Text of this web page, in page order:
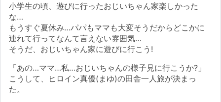
小学生の頃、遊びに行ったおじいちゃん家楽しかった
な…
もうすぐ夏休み…パパもママも大変そうだからどこかに
連れて行ってなんて言えない雰囲気…
そうだ、おじいちゃん家に遊びに行こう!
「あの…ママ…私…おじいちゃんの様子見に行こうか?」
こうして、ヒロイン真優(まゆ)の田舎一人旅が決まっ
た。